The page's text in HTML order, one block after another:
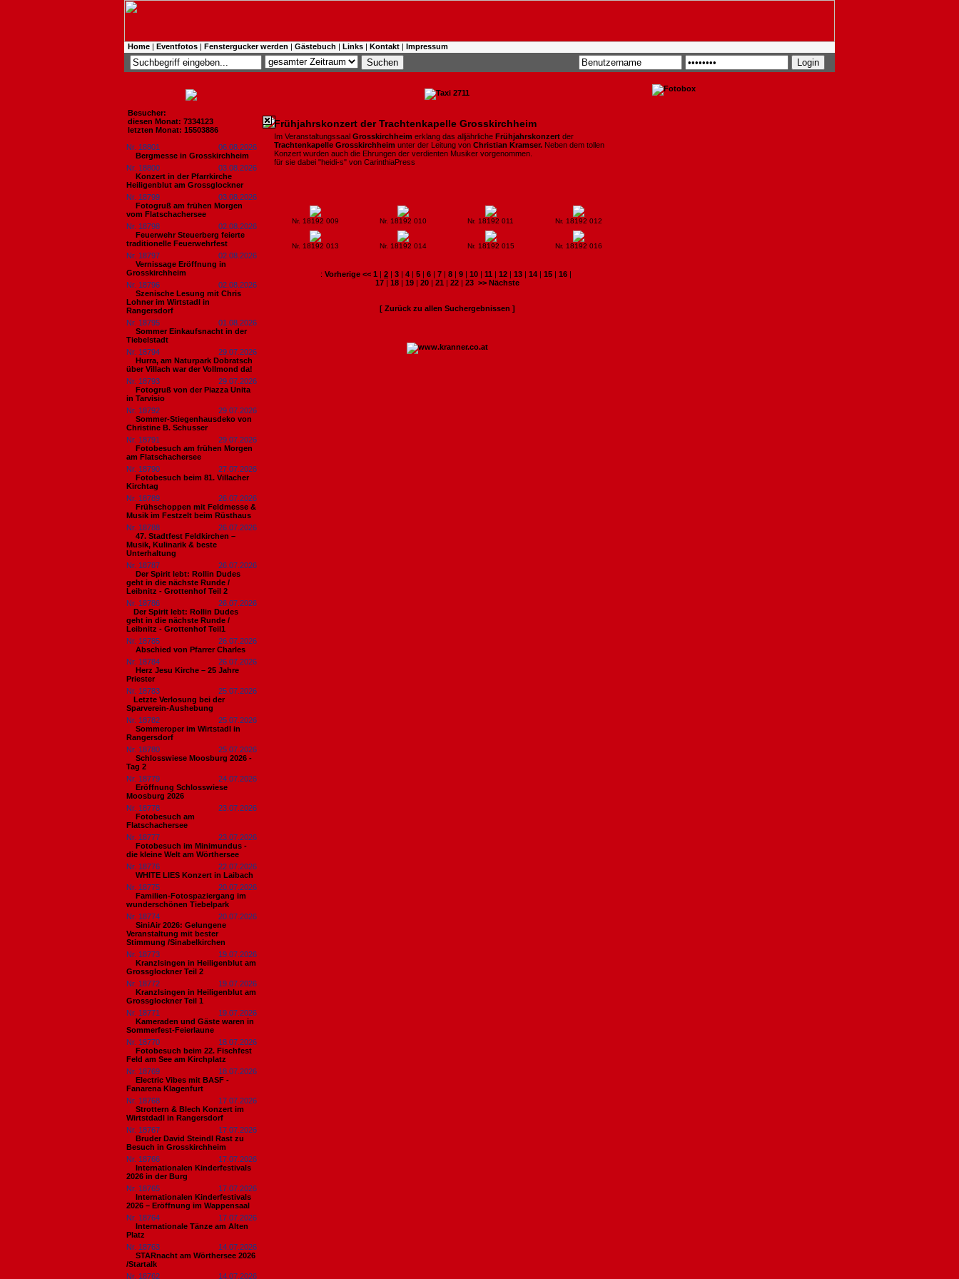
Home | Eventfotos | Fenstergucker werden | Gästebuch | Links | Kontakt | Impressum
Besucher:
diesen Monat: 7334123
letzten Monat: 15503886
Nr. 18801
06.08.2026
Bergmesse in Grosskirchheim
Nr. 18800
03.08.2026
Konzert in der Pfarrkirche
Heiligenblut am Grossglockner
Nr. 18799
03.08.2026
Fotogruß am frühen Morgen
vom Flatschachersee
Nr. 18798
02.08.2026
Feuerwehr Steuerberg feierte
traditionelle Feuerwehrfest
Nr. 18797
02.08.2026
Vernissage Eröffnung in
Grosskirchheim
Nr. 18796
02.08.2026
Szenische Lesung mit Chris
Lohner im Wirtstadl in
Rangersdorf
Nr. 18795
01.08.2026
Sommer Einkaufsnacht in der
Tiebelstadt
Nr. 18794
29.07.2026
Hurra, am Naturpark Dobratsch
über Villach war der Vollmond da!
Nr. 18793
29.07.2026
Fotogruß von der Piazza Unita
in Tarvisio
Nr. 18792
29.07.2026
Sommer-Stiegenhausdeko von
Christine B. Schusser
Nr. 18791
29.07.2026
Fotobesuch am frühen Morgen
am Flatschachersee
Nr. 18790
27.07.2026
Fotobesuch beim 81. Villacher
Kirchtag
Nr. 18789
26.07.2026
Frühschoppen mit Feldmesse &
Musik im Festzelt beim Rüsthaus
Nr. 18788
26.07.2026
47. Stadtfest Feldkirchen –
Musik, Kulinarik & beste
Unterhaltung
Nr. 18787
26.07.2026
Der Spirit lebt: Rollin Dudes
geht in die nächste Runde /
Leibnitz - Grottenhof Teil 2
Nr. 18786
26.07.2026
​Der Spirit lebt: Rollin Dudes
geht in die nächste Runde /
Leibnitz - Grottenhof Teil1
Nr. 18785
26.07.2026
Abschied von Pfarrer Charles
Nr. 18784
26.07.2026
Herz Jesu Kirche – 25 Jahre
Priester
Nr. 18783
25.07.2026
​Letzte Verlosung bei der
Sparverein-Aushebung
Nr. 18782
25.07.2026
Sommeroper im Wirtstadl in
Rangersdorf
Nr. 18780
25.07.2026
Schlosswiese Moosburg 2026 -
Tag 2
Nr. 18779
24.07.2026
Eröffnung Schlosswiese
Moosburg 2026
Nr. 18778
23.07.2026
Fotobesuch am
Flatschachersee
Nr. 18777
23.07.2026
Fotobesuch im Minimundus -
die kleine Welt am Wörthersee
Nr. 18776
22.07.2026
WHITE LIES Konzert in Laibach
Nr. 18775
20.07.2026
Familien-Fotospaziergang im
wunderschönen Tiebelpark
Nr. 18774
20.07.2026
SiniAir 2026: Gelungene
Veranstaltung mit bester
Stimmung /Sinabelkirchen
Nr. 18773
19.07.2026
Kranzlsingen in Heiligenblut am
Grossglockner Teil 2
Nr. 18772
19.07.2026
Kranzlsingen in Heiligenblut am
Grossglockner Teil 1
Nr. 18771
19.07.2026
Kameraden und Gäste waren in
Sommerfest-Feierlaune
Nr. 18770
18.07.2026
Fotobesuch beim 22. Fischfest
Feld am See am Kirchplatz
Nr. 18769
18.07.2026
Electric Vibes mit BASF -
Fanarena Klagenfurt
Nr. 18768
17.07.2026
Strottern & Blech Konzert im
Wirtstdadl in Rangersdorf
Nr. 18767
17.07.2026
Bruder David Steindl Rast zu
Besuch in Grosskirchheim
Nr. 18766
17.07.2026
Internationalen Kinderfestivals
2026 in der Burg
Nr. 18765
17.07.2026
Internationalen Kinderfestivals
2026 – Eröffnung im Wappensaal
Nr. 18764
17.07.2026
Internationale Tänze am Alten
Platz
Nr. 18763
14.07.2026
STARnacht am Wörthersee 2026
/Startalk
Nr. 18762
14.07.2026
Frühjahrskonzert der Trachtenkapelle Grosskirchheim
Im Veranstaltungssaal Grosskirchheim erklang das alljährliche Frühjahrskonzert der
Trachtenkapelle Grosskirchheim unter der Leitung von Christian Kramser. Neben dem tollen
Konzert wurden auch die Ehrungen der verdienten Musiker vorgenommen.
für sie dabei "heidi-s" von CarinthiaPress
Nr. 18192 009 Nr. 18192 010 Nr. 18192 011 Nr. 18192 012
Nr. 18192 013 Nr. 18192 014 Nr. 18192 015 Nr. 18192 016
: Vorherige << 1 | 2 | 3 | 4 | 5 | 6 | 7 | 8 | 9 | 10 | 11 | 12 | 13 | 14 | 15 | 16 |
17| 18| 19| 20| 21 | 22| 23 >> Nächste
[ Zurück zu allen Suchergebnissen ]